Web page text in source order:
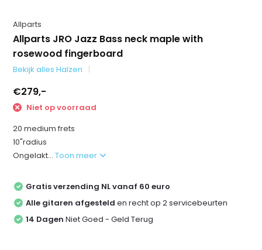
Allparts
Allparts JRO Jazz Bass neck maple with
rosewood fingerboard
Bekijk alles Halzen
€279,-
Niet op voorraad
20 medium frets
10"radius
Ongelakt...Toon meer
Gratis verzending NL vanaf 60 euro
Alle gitaren afgesteld en recht op 2 servicebeurten
14 Dagen Niet Goed - Geld Terug